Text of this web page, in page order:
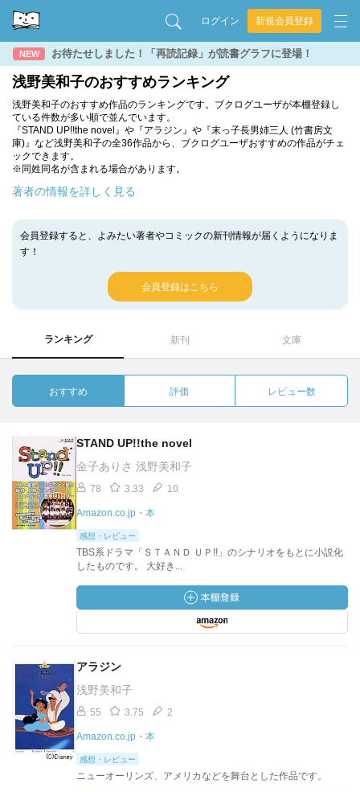
ログイン 新規会員登録
NEW お待たせしました！「再読記録」が読書グラフに登場！
浅野美和子のおすすめランキング
浅野美和子のおすすめ作品のランキングです。ブクログユーザが本棚登録し
ている件数が多い順で並んでいます。
『STAND UP!!the novel』や『アラジン』や『末っ子長男姉三人 (竹書房文
庫)』など浅野美和子の全36作品から、ブクログユーザおすすめの作品がチェ
ックできます。
※同姓同名が含まれる場合があります。
著者の情報を詳しく見る
会員登録すると、よみたい著者やコミックの新刊情報が届くようになりま
す！
会員登録はこちら
ランキング 新刊 文庫
おすすめ 評価 レビュー数
STAND UP!!the novel
金子ありさ 浅野美和子
78 3.33 10
Amazon.co.jp・本
感想・レビュー
TBS系ドラマ「ＳＴＡＮＤ ＵＰ!!」のシナリオをもとに小説化
したものです。 大好き...
アラジン
浅野美和子
55 3.75 2
Amazon.co.jp・本
感想・レビュー
ニューオーリンズ、アメリカなどを舞台とした作品です。